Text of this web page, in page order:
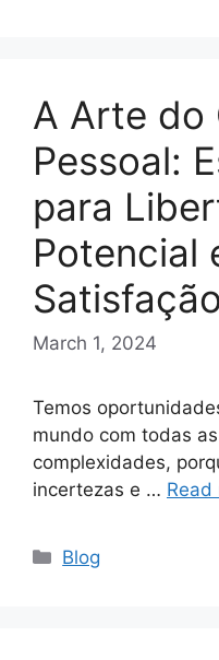
A Arte do
Pessoal:
para
Potencial
Satisfação
March 1, 2024
Temos
mundo com todas
complexidades,
incertezas e … Read
Categories
Blog